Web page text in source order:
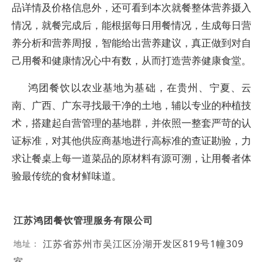
品详情及价格信息外，还可看到本次就餐整体营养摄入
情况，就餐完成后，能根据每日用餐情况，生成每日营
养分析和营养周报，智能给出营养建议，真正做到对自
己用餐和健康情况心中有数，从而打造营养健康食堂。
鸿团餐饮以农业基地为基础，在贵州、宁夏、云
南、广西、广东寻找最干净的土地，辅以专业的种植技
术，搭建起自营管理的基地群，并依照一整套严苛的认
证标准，对其他供应商基地进行高标准的查证勘验，力
求让餐桌上每一道菜品的原材料有源可溯，让用餐者体
验最传统的食材鲜味道。
江苏鸿团餐饮管理服务有限公司
地址：
江苏省苏州市吴江区汾湖开发区819号1幢309